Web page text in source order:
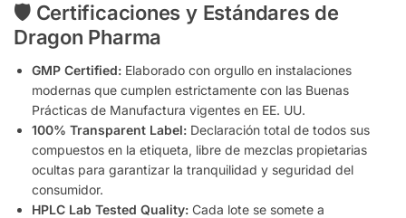
🛡️ Certificaciones y Estándares de
Dragon Pharma
GMP Certified: Elaborado con orgullo en instalaciones
modernas que cumplen estrictamente con las Buenas
Prácticas de Manufactura vigentes en EE. UU.
100% Transparent Label: Declaración total de todos sus
compuestos en la etiqueta, libre de mezclas propietarias
ocultas para garantizar la tranquilidad y seguridad del
consumidor.
HPLC Lab Tested Quality: Cada lote se somete a